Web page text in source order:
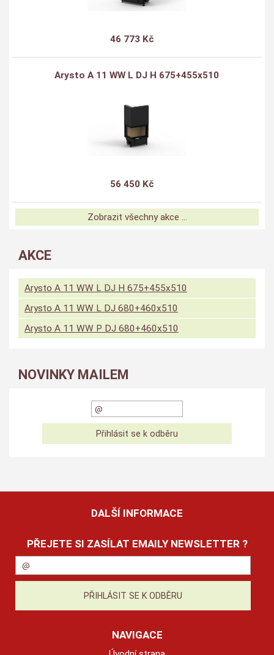
46 773 Kč
Arysto A 11 WW L DJ H 675+455x510
56 450 Kč
Zobrazit všechny akce ...
AKCE
Arysto A 11 WW L DJ H 675+455x510
Arysto A 11 WW L DJ 680+460x510
Arysto A 11 WW P DJ 680+460x510
NOVINKY MAILEM
DALŠÍ INFORMACE
PŘEJETE SI ZASÍLAT EMAILY NEWSLETTER ?
NAVIGACE